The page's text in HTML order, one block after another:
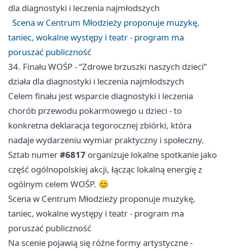
dla diagnostyki i leczenia najmłodszych
Scena w Centrum Młodzieży proponuje muzykę,
taniec, wokalne występy i teatr - program ma
poruszać publiczność
34. Finału WOŚP - “Zdrowe brzuszki naszych dzieci”
działa dla diagnostyki i leczenia najmłodszych
Celem finału jest wsparcie diagnostyki i leczenia
chorób przewodu pokarmowego u dzieci - to
konkretna deklaracja tegorocznej zbiórki, która
nadaje wydarzeniu wymiar praktyczny i społeczny.
Sztab numer#6817 organizuje lokalne spotkanie jako
część ogólnopolskiej akcji, łącząc lokalną energię z
ogólnym celem WOŚP. 😊
Scena w Centrum Młodzieży proponuje muzykę,
taniec, wokalne występy i teatr - program ma
poruszać publiczność
Na scenie pojawią się różne formy artystyczne -